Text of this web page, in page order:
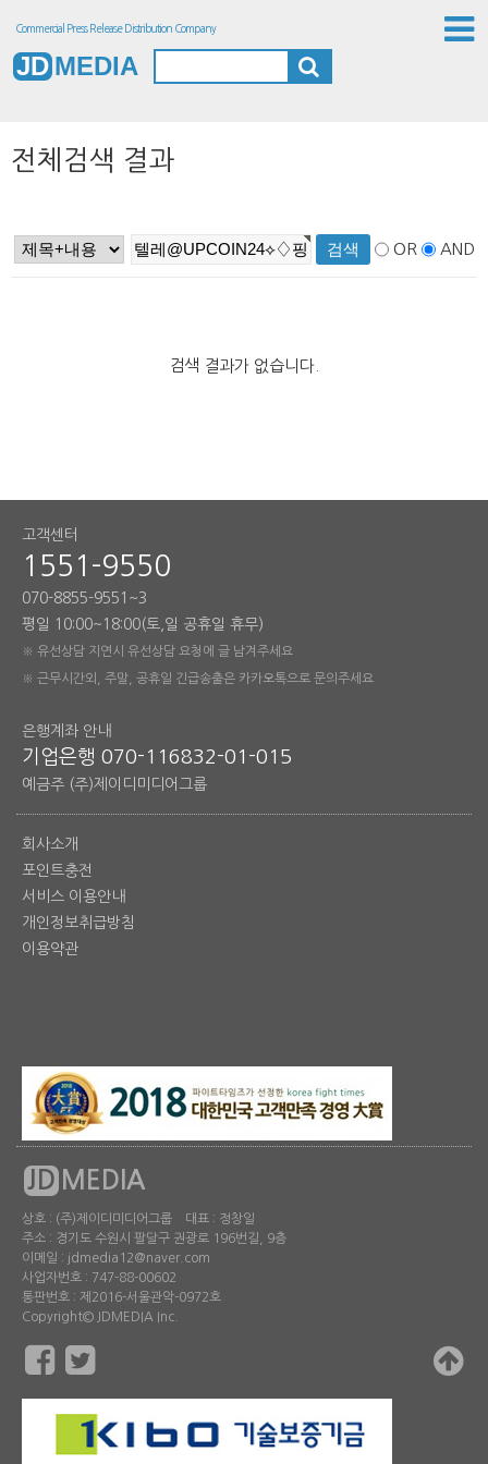
Commercial Press Release Distribution Company
JD MEDIA
전체검색 결과
OR AND
검색 결과가 없습니다.
고객센터
1551-9550
070-8855-9551~3
평일 10:00~18:00(토,일 공휴일 휴무)
※ 유선상담 지연시 유선상담 요청에 글 남겨주세요
※ 근무시간외, 주말, 공휴일 긴급송출은 카카오톡으로 문의주세요
은행계좌 안내
기업은행 070-116832-01-015
예금주 (주)제이디미디어그룹
회사소개
포인트충전
서비스 이용안내
개인정보취급방침
이용약관
JD MEDIA
상호 : (주)제이디미디어그룹 대표 : 정창일
주소 : 경기도 수원시 팔달구 권광로 196번길, 9층
이메일 : jdmedia12@naver.com
사업자번호 : 747-88-00602
통판번호 : 제2016-서울관악-0972호
Copyright© JDMEDIA Inc.